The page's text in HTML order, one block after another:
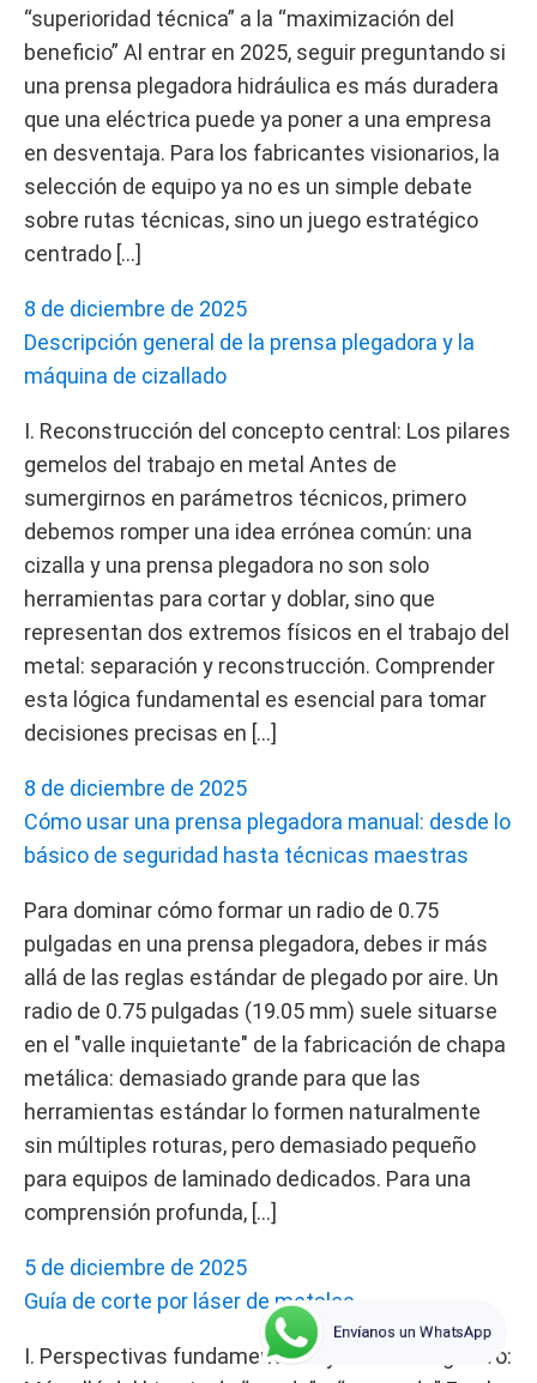
“superioridad técnica” a la “maximización del
beneficio” Al entrar en 2025, seguir preguntando si
una prensa plegadora hidráulica es más duradera
que una eléctrica puede ya poner a una empresa
en desventaja. Para los fabricantes visionarios, la
selección de equipo ya no es un simple debate
sobre rutas técnicas, sino un juego estratégico
centrado […]
8 de diciembre de 2025
Descripción general de la prensa plegadora y la
máquina de cizallado
I. Reconstrucción del concepto central: Los pilares
gemelos del trabajo en metal Antes de
sumergirnos en parámetros técnicos, primero
debemos romper una idea errónea común: una
cizalla y una prensa plegadora no son solo
herramientas para cortar y doblar, sino que
representan dos extremos físicos en el trabajo del
metal: separación y reconstrucción. Comprender
esta lógica fundamental es esencial para tomar
decisiones precisas en […]
8 de diciembre de 2025
Cómo usar una prensa plegadora manual: desde lo
básico de seguridad hasta técnicas maestras
Para dominar cómo formar un radio de 0.75
pulgadas en una prensa plegadora, debes ir más
allá de las reglas estándar de plegado por aire. Un
radio de 0.75 pulgadas (19.05 mm) suele situarse
en el "valle inquietante" de la fabricación de chapa
metálica: demasiado grande para que las
herramientas estándar lo formen naturalmente
sin múltiples roturas, pero demasiado pequeño
para equipos de laminado dedicados. Para una
comprensión profunda, […]
5 de diciembre de 2025
Guía de corte por láser de metales
I. Perspectivas fundamentales y cambio cognitivo:
Envíanos un WhatsApp